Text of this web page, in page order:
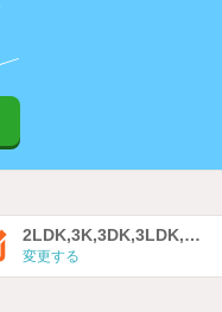
変更する